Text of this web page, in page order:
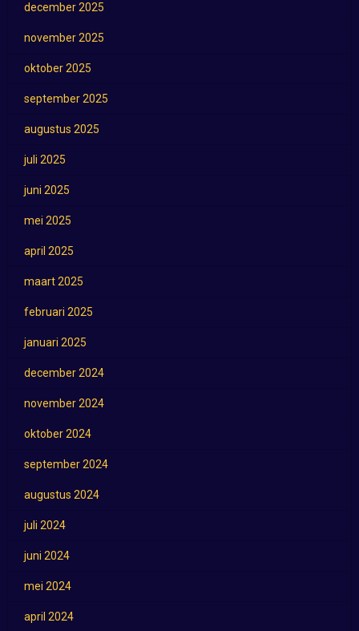
december 2025
november 2025
oktober 2025
september 2025
augustus 2025
juli 2025
juni 2025
mei 2025
april 2025
maart 2025
februari 2025
januari 2025
december 2024
november 2024
oktober 2024
september 2024
augustus 2024
juli 2024
juni 2024
mei 2024
april 2024